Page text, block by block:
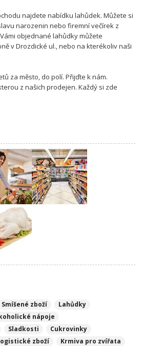
najdete nabídku lahůdek. Můžete si
narozenin nebo firemní večírek z
objednané lahůdky můžete
v Drozdické ul., nebo na kterékoliv naši
za město, do polí. Přijďte k nám.
z našich prodejen. Každý si zde
Smíšené zboží
Lahůdky
nápoje
Sladkosti
Cukrovinky
zboží Krmiva pro zvířata